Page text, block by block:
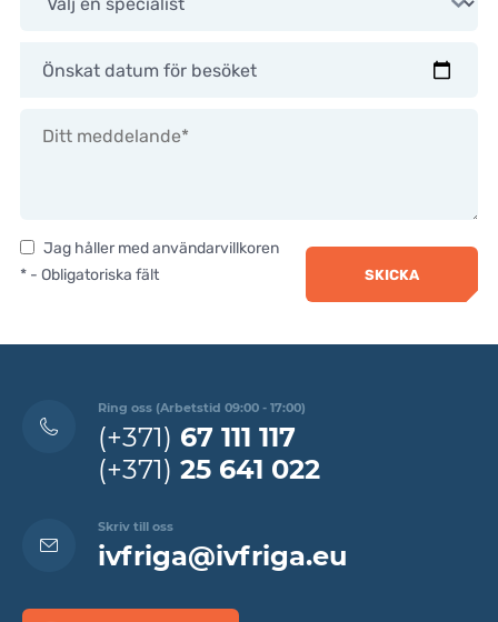
KONTAKTER
Önskat datum för besöket
Jag håller med användarvillkoren
* - Obligatoriska fält
SKICKA
Ring oss (Arbetstid 09:00 - 17:00)
(+371) 67 111 117
(+371) 25 641 022
Skriv till oss
ivfriga@ivfriga.eu